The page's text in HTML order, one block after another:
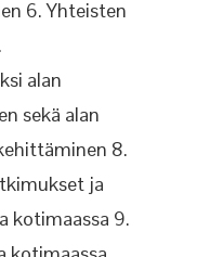
6. Yhteisten
alan
sekä alan
8.
ja
kotimaassa 9.